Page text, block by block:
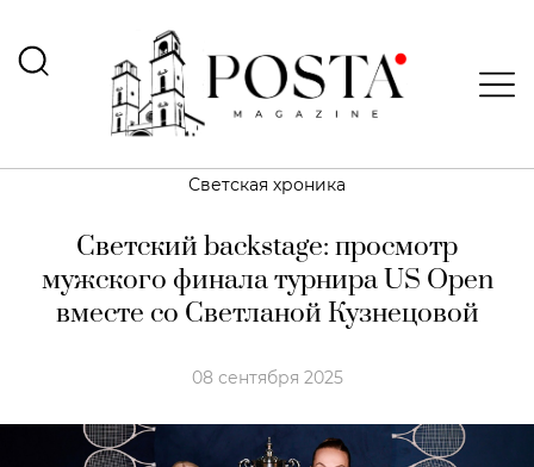
Светская хроника
Светский backstage: просмотр
мужского финала турнира US Open
вместе со Светланой Кузнецовой
08 сентября 2025